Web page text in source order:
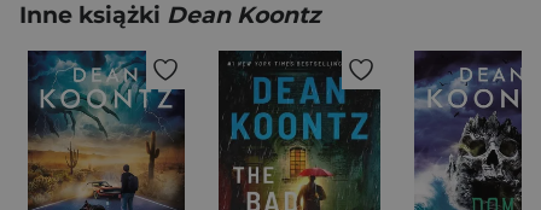
Inne książki Dean Koontz